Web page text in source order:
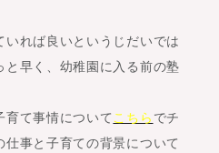
れば良いというじだいでは
早く、幼稚園に入る前の塾
て事情についてこちら でチ
事と子育ての背景について